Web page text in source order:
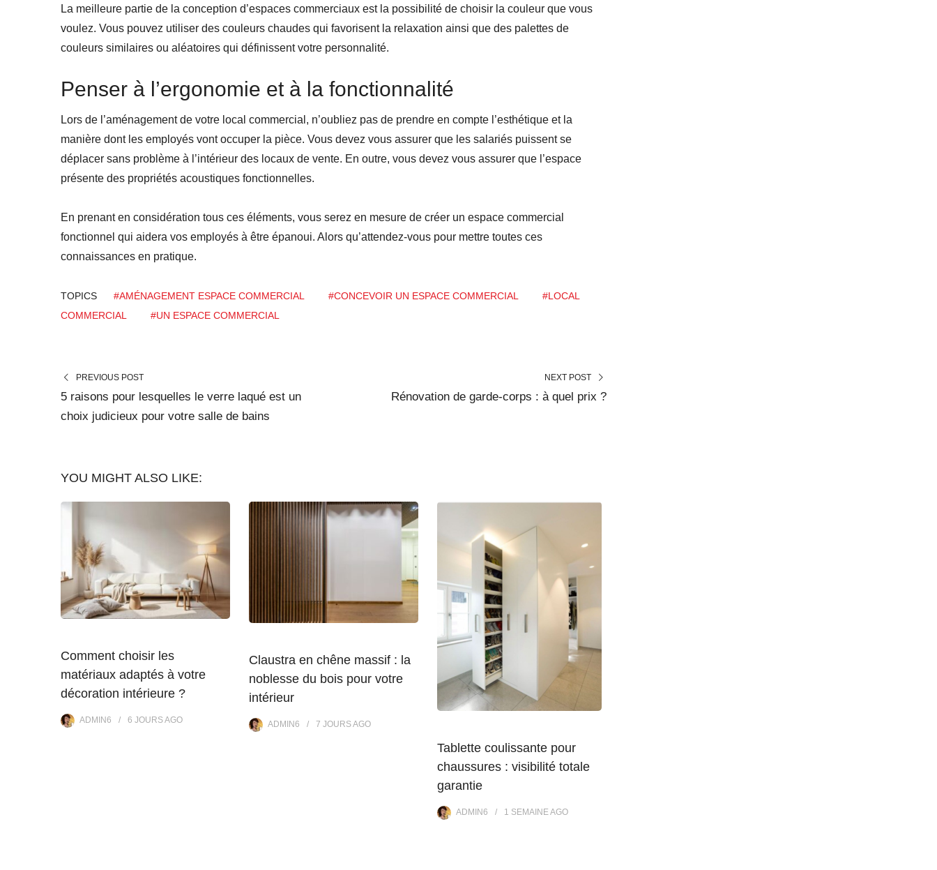
La meilleure partie de la conception d’espaces commerciaux est la possibilité de choisir la couleur que vous
voulez. Vous pouvez utiliser des couleurs chaudes qui favorisent la relaxation ainsi que des palettes de
couleurs similaires ou aléatoires qui définissent votre personnalité.
Penser à l’ergonomie et à la fonctionnalité
Lors de l’aménagement de votre local commercial, n’oubliez pas de prendre en compte l’esthétique et la
manière dont les employés vont occuper la pièce. Vous devez vous assurer que les salariés puissent se
déplacer sans problème à l’intérieur des locaux de vente. En outre, vous devez vous assurer que l’espace
présente des propriétés acoustiques fonctionnelles.
En prenant en considération tous ces éléments, vous serez en mesure de créer un espace commercial
fonctionnel qui aidera vos employés à être épanoui. Alors qu’attendez-vous pour mettre toutes ces
connaissances en pratique.
TOPICS #AMÉNAGEMENT ESPACE COMMERCIAL #CONCEVOIR UN ESPACE COMMERCIAL
#LOCAL
COMMERCIAL
#UN ESPACE COMMERCIAL
PREVIOUS POST
5 raisons pour lesquelles le verre laqué est un
choix judicieux pour votre salle de bains
NEXT POST
Rénovation de garde-corps : à quel prix ?
YOU MIGHT ALSO LIKE:
Comment choisir les
matériaux adaptés à votre
décoration intérieure ?
ADMIN6 6 JOURSAGO
Claustra en chêne massif : la
noblesse du bois pour votre
intérieur
ADMIN6 7 JOURSAGO
Tablette coulissante pour
chaussures : visibilité totale
garantie
ADMIN6 1 SEMAINEAGO